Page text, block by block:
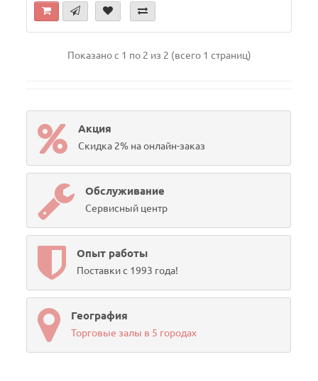
Показано с 1 по 2 из 2 (всего 1 страниц)
Акция
Скидка 2% на онлайн-заказ
Обслуживание
Сервисный центр
Опыт работы
Поставки с 1993 года!
География
Торговые залы в 5 городах